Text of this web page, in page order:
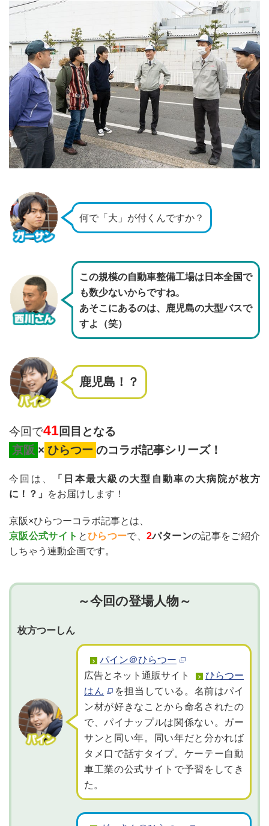
何で「大」が付くんですか？
この規模の自動車整備工場は日本全国で
も数少ないからですね。
あそこにあるのは、鹿児島の大型バスで
すよ（笑）
鹿児島！？
今回で41回目となる
京阪 × ひらつー のコラボ記事シリーズ！
今回は、
「日本最大級の大型自動車の大病院が枚方
に！？」
をお届けします！
京阪×ひらつーコラボ記事とは、
京阪公式サイト とひらつーで、2パターンの記事をご紹介
しちゃう連動企画です。
～今回の登場人物～
枚方つーしん
パイン＠ひらつー
広告とネット通販サイト
ひらつー
はん
を担当している。名前はパイ
ン材が好きなことから命名されたの
で、パイナップルは関係ない。ガー
サンと同い年。同い年だと分かれば
タメ口で話すタイプ。ケーテー自動
車工業の公式サイトで予習をしてき
た。